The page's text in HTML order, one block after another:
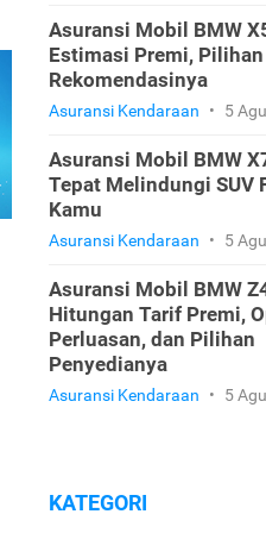
Asuransi Mobil BMW
Estimasi Premi,
Rekomendasinya
Asuransi Kendaraan • 5
Asuransi Mobil BMW
Tepat Melindungi SUV
Kamu
Asuransi Kendaraan • 5
Asuransi Mobil BMW
Hitungan Tarif Premi,
Perluasan, dan Pilihan
Penyedianya
Asuransi Kendaraan • 5
KATEGORI